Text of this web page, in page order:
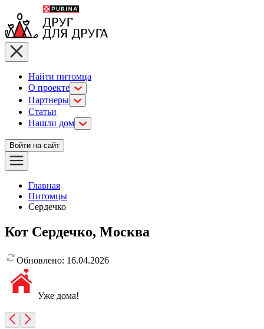
Найти питомца
О проекте
Партнеры
Статьи
Нашли дом
Войти на сайт
Главная
Питомцы
Сердечко
Кот Сердечко, Москва
Обновлено: 16.04.2026
Уже дома!